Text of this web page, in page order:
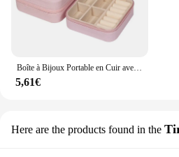
Boîte à Bijoux Portable en Cuir avec Fermeture Éclair, Étui de Voyage, Cadeaux pour Femme, Boucles d'Oreilles, 1 Pièce
5,61€
Here are the products found in the